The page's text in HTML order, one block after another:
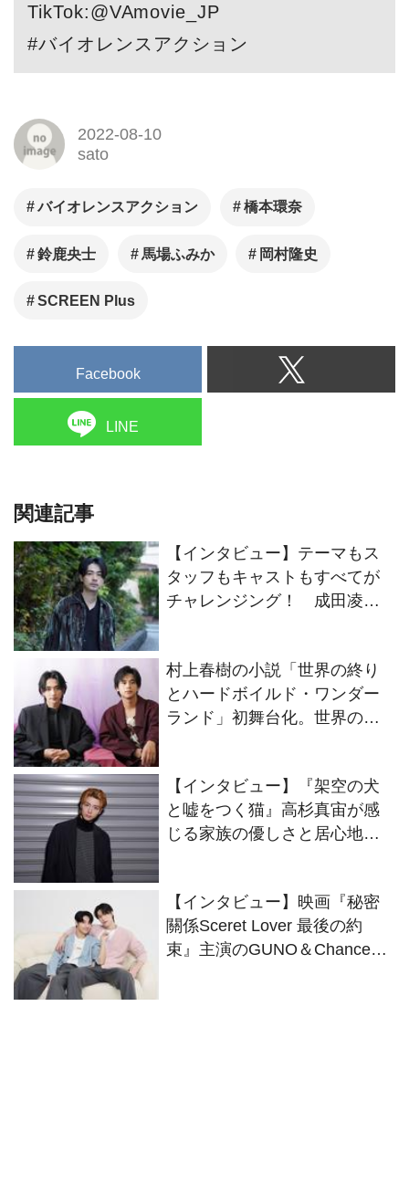
TikTok:@VAmovie_JP
#バイオレンスアクション
2022-08-10
sato
バイオレンスアクション 橋本環奈
鈴鹿央士 馬場ふみか 岡村隆史
SCREEN Plus
Facebook
LINE
関連記事
【インタビュー】テーマもス
タッフもキャストもすべてが
チャレンジング！ 成田凌が
村上春樹の小説「世界の終り
とハードボイルド・ワンダー
ランド」初舞台化。世界の終
のWキャストにインタビュー
【インタビュー】『架空の犬
と嘘をつく猫』高杉真宙が感
じる家族の優しさと居心地の
【インタビュー】映画『秘密
關係Sceret Lover 最後の約
束』主演のGUNO＆Chanceが